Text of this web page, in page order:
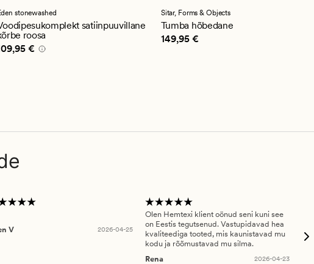
hinnanguga
4.5
stonewashed
satiinpuuvillane
roosa
109,95 €
€
hinnanguga
4
Sitar, Forms & Objects
Tumba hõbedane
Pris_ee 149,95 €
149,95 €
V
2026-04-25
Olen Hemtexi klient oönud seni kuni see
on Eestis tegutsenud. Vastupidavad hea
kvaliteediga tooted, mis kaunistavad mu
kodu ja rõõmustavad mu silma.
Rena
2026-04-23